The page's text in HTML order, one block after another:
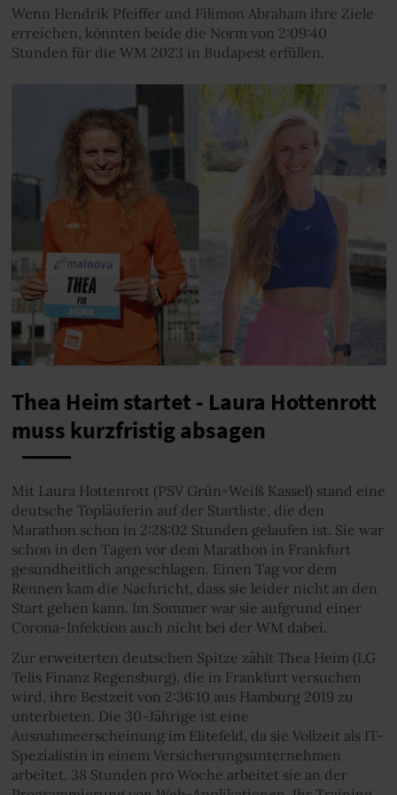
Wenn Hendrik Pfeiffer und Filimon Abraham ihre Ziele
erreichen, könnten beide die Norm von 2:09:40
Stunden für die WM 2023 in Budapest erfüllen.
Thea Heim startet - Laura Hottenrott
muss kurzfristig absagen
Mit Laura Hottenrott (PSV Grün-Weiß Kassel) stand eine
deutsche Topläuferin auf der Startliste, die den
Marathon schon in 2:28:02 Stunden gelaufen ist. Sie war
schon in den Tagen vor dem Marathon in Frankfurt
gesundheitlich angeschlagen. Einen Tag vor dem
Rennen kam die Nachricht, dass sie leider nicht an den
Start gehen kann. Im Sommer war sie aufgrund einer
Corona-Infektion auch nicht bei der WM dabei.
Zur erweiterten deutschen Spitze zählt Thea Heim (LG
Telis Finanz Regensburg), die in Frankfurt versuchen
wird, ihre Bestzeit von 2:36:10 aus Hamburg 2019 zu
unterbieten. Die 30-Jährige ist eine
Ausnahmeerscheinung im Elitefeld, da sie Vollzeit als IT-
Spezialistin in einem Versicherungsunternehmen
arbeitet. 38 Stunden pro Woche arbeitet sie an der